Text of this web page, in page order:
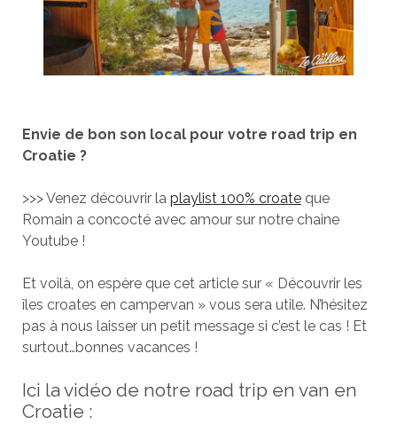
Envie de bon son local pour votre road trip en
Croatie ?
>>> Venez découvrir la playlist 100% croateque
Romain a concocté avec amour sur notre chaine
Youtube !
Et voilà, on espère que cet article sur « Découvrir les
îles croates en campervan » vous sera utile. N’hésitez
pas à nous laisser un petit message si c’est le cas ! Et
surtout…bonnes vacances !
Ici la vidéo de notre road trip en van en
Croatie :